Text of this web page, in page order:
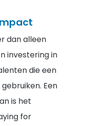
dan alleen
investering in
die een
Een
is het
for